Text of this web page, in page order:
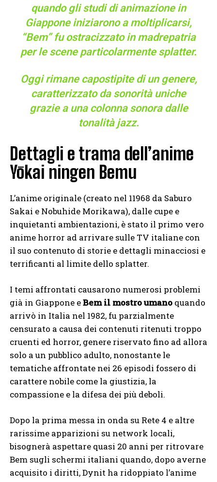
quando gli studi di animazione in
Giappone iniziarono a moltiplicarsi,
“Bem” fu ostracizzato in madrepatria
per le scene particolarmente splatter.
Oggi rimane capostipite di un genere,
caratterizzato da sonorità uniche
grazie a una colonna sonora dalle
tonalità jazz.
Dettagli e trama dell’anime
Yōkai ningen Bemu
L’anime originale (creato nel 11968 da Saburo
Sakai e Nobuhide Morikawa), dalle cupe e
inquietanti ambientazioni, è stato il primo vero
anime horror ad arrivare sulle TV italiane con
il suo contenuto di storie e dettagli minacciosi e
terrificanti al limite dello splatter.
I temi affrontati causarono numerosi problemi
già in Giappone eBem il mostro umano quando
arrivò in Italia nel 1982, fu parzialmente
censurato a causa dei contenuti ritenuti troppo
cruenti ed horror, genere riservato fino ad allora
solo a un pubblico adulto, nonostante le
tematiche affrontate nei 26 episodi fossero di
carattere nobile come la giustizia, la
compassione e la difesa dei più deboli.
Dopo la prima messa in onda su Rete 4 e altre
rarissime apparizioni su network locali,
bisognerà aspettare quasi 20 anni per ritrovare
Bem sugli schermi italiani quando, dopo averne
acquisito i diritti, Dynit ha ridoppiato l’anime